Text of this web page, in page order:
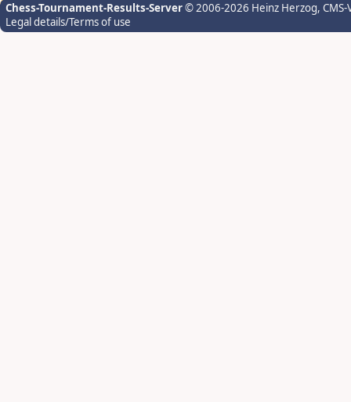
Chess-Tournament-Results-Server© 2006-2026 Heinz Herzog,
Legal details/Terms of use